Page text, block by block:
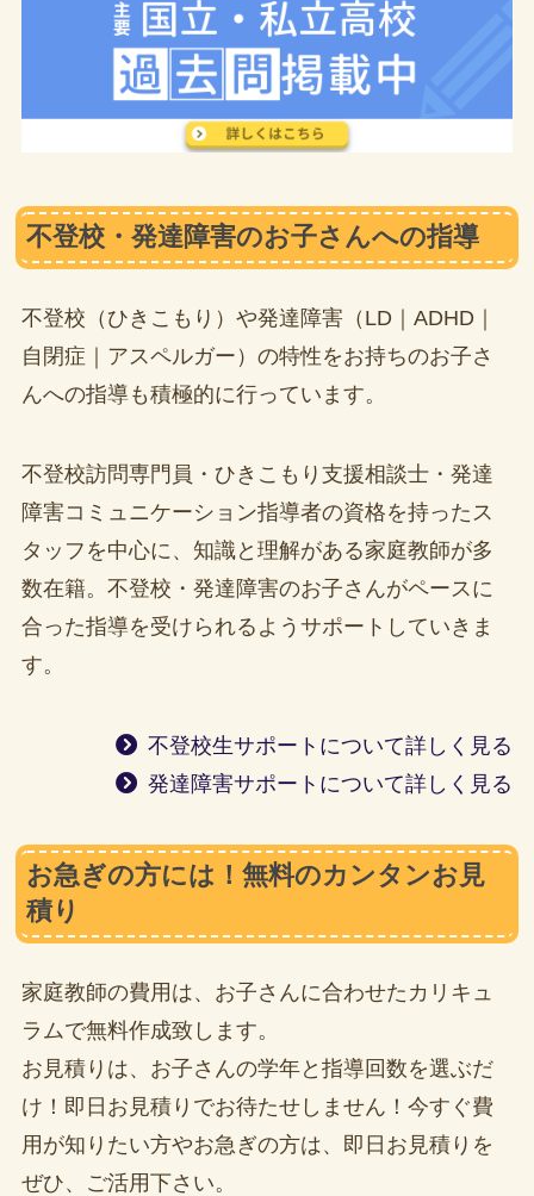
不登校・発達障害のお子さんへの指導
不登校（ひきこもり）や発達障害（LD｜ADHD｜
自閉症｜アスペルガー）の特性をお持ちのお子さ
んへの指導も積極的に行っています。
不登校訪問専門員・ひきこもり支援相談士・発達
障害コミュニケーション指導者の資格を持ったス
タッフを中心に、知識と理解がある家庭教師が多
数在籍。不登校・発達障害のお子さんがペースに
合った指導を受けられるようサポートしていきま
す。
不登校生サポートについて詳しく見る
発達障害サポートについて詳しく見る
お急ぎの方には！無料のカンタンお見
積り
家庭教師の費用は、お子さんに合わせたカリキュ
ラムで無料作成致します。
お見積りは、お子さんの学年と指導回数を選ぶだ
け！即日お見積りでお待たせしません！今すぐ費
用が知りたい方やお急ぎの方は、即日お見積りを
ぜひ、ご活用下さい。